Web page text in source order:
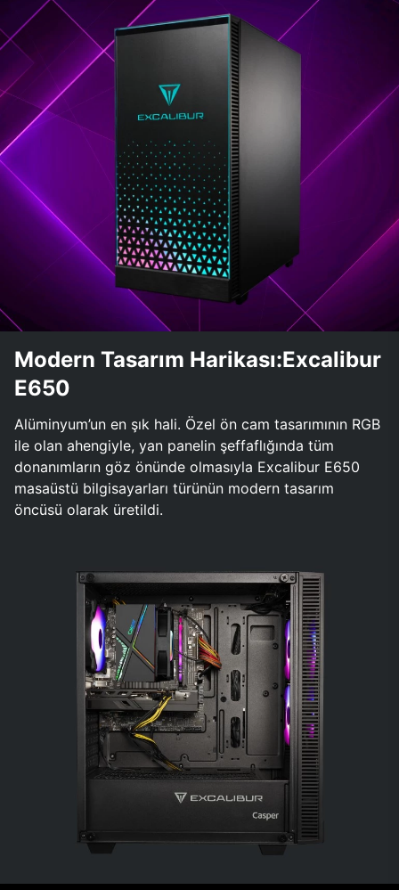
Modern Tasarım Harikası:Excalibur
E650
Alüminyum’un en şık hali. Özel ön cam tasarımının RGB
ile olan ahengiyle, yan panelin şeffaflığında tüm
donanımların göz önünde olmasıyla Excalibur E650
masaüstü bilgisayarları türünün modern tasarım
öncüsü olarak üretildi.